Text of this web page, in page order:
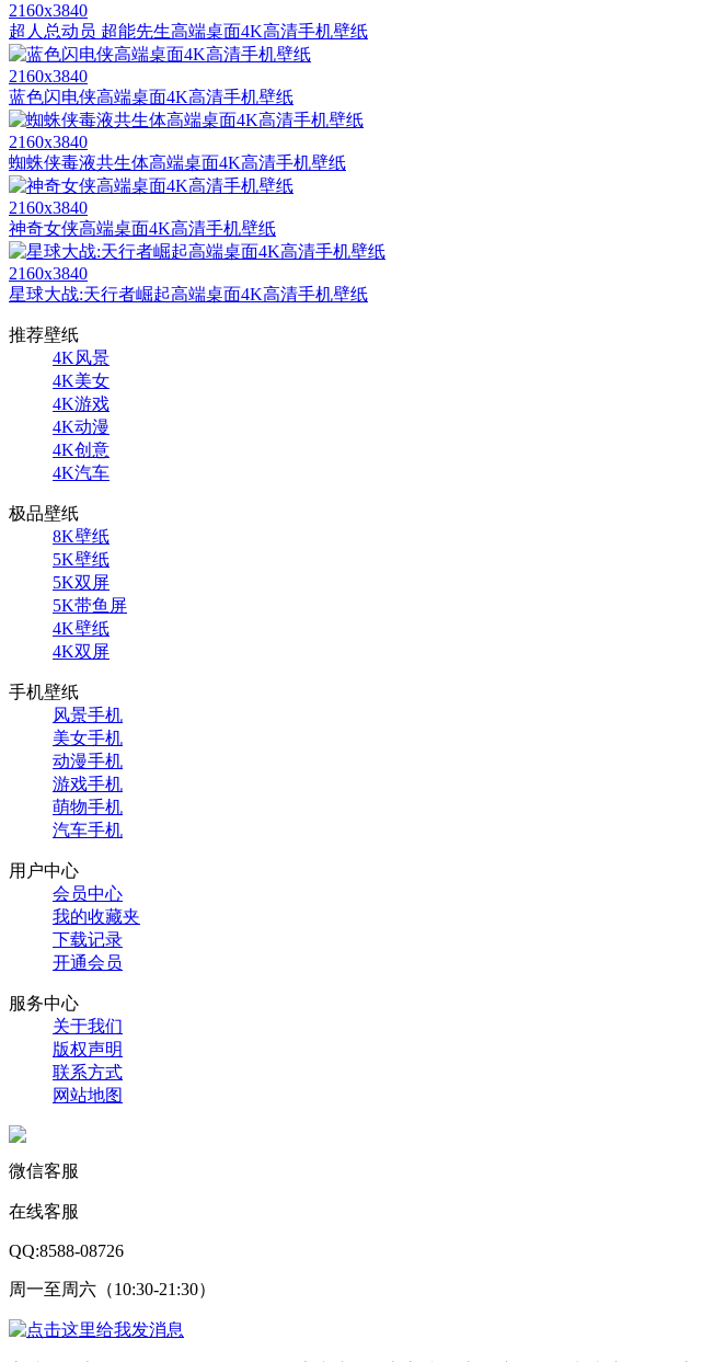
2160x3840
超人总动员 超能先生高端桌面4K高清手机壁纸
2160x3840
蓝色闪电侠高端桌面4K高清手机壁纸
2160x3840
蜘蛛侠毒液共生体高端桌面4K高清手机壁纸
2160x3840
神奇女侠高端桌面4K高清手机壁纸
2160x3840
星球大战:天行者崛起高端桌面4K高清手机壁纸
推荐壁纸
4K风景
4K美女
4K游戏
4K动漫
4K创意
4K汽车
极品壁纸
8K壁纸
5K壁纸
5K双屏
5K带鱼屏
4K壁纸
4K双屏
手机壁纸
风景手机
美女手机
动漫手机
游戏手机
萌物手机
汽车手机
用户中心
会员中心
我的收藏夹
下载记录
开通会员
服务中心
关于我们
版权声明
联系方式
网站地图
微信客服
在线客服
QQ:8588-08726
周一至周六（10:30-21:30）